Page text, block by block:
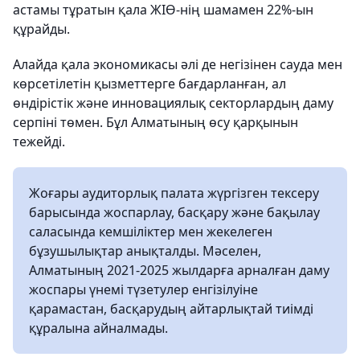
астамы тұратын қала ЖІӨ-нің шамамен 22%-ын
құрайды.
Алайда қала экономикасы әлі де негізінен сауда мен
көрсетілетін қызметтерге бағдарланған, ал
өндірістік және инновациялық секторлардың даму
серпіні төмен. Бұл Алматының өсу қарқынын
тежейді.
Жоғары аудиторлық палата жүргізген тексеру
барысында жоспарлау, басқару және бақылау
саласында кемшіліктер мен жекелеген
бұзушылықтар анықталды. Мәселен,
Алматының 2021-2025 жылдарға арналған даму
жоспары үнемі түзетулер енгізілуіне
қарамастан, басқарудың айтарлықтай тиімді
құралына айналмады.